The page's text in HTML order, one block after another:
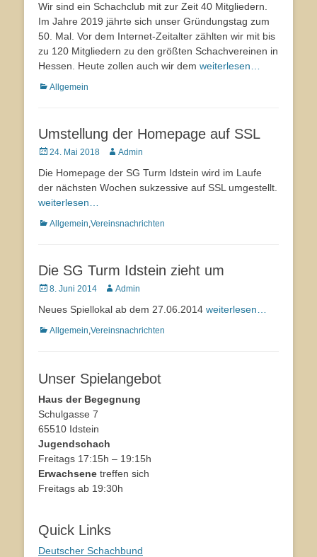
Wir sind ein Schachclub mit zur Zeit 40 Mitgliedern.
Im Jahre 2019 jährte sich unser Gründungstag zum
50. Mal. Vor dem Internet-Zeitalter zählten wir mit bis
zu 120 Mitgliedern zu den größten Schachvereinen in
Hessen. Heute zollen auch wir dem weiterlesen…
Kategorien
Allgemein
Umstellung der Homepage auf SSL
Veröffentlicht
24. Mai 2018 AutorAdmin
Die Homepage der SG Turm Idstein wird im Laufe
der nächsten Wochen sukzessive auf SSL umgestellt.
weiterlesen…
Kategorien
Allgemein,Vereinsnachrichten
Die SG Turm Idstein zieht um
Veröffentlicht
8. Juni 2014 AutorAdmin
Neues Spiellokal ab dem 27.06.2014 weiterlesen…
Kategorien
Allgemein,Vereinsnachrichten
Unser Spielangebot
Haus der Begegnung
Schulgasse 7
65510 Idstein
Jugendschach
Freitags 17:15h – 19:15h
Erwachsene treffen sich
Freitags ab 19:30h
Quick Links
Deutscher Schachbund